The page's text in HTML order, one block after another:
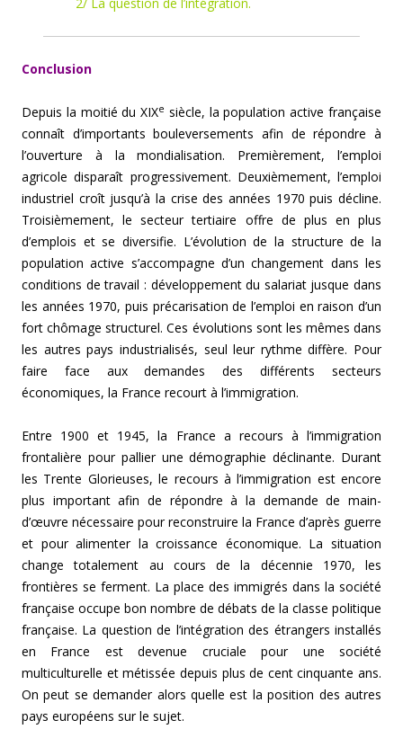
Conclusion
Depuis la moitié du XIXe siècle, la population active française
connaît d’importants bouleversements afin de répondre à
l’ouverture à la mondialisation. Premièrement, l’emploi
agricole disparaît progressivement. Deuxièmement, l’emploi
industriel croît jusqu’à la crise des années 1970 puis décline.
Troisièmement, le secteur tertiaire offre de plus en plus
d’emplois et se diversifie. L’évolution de la structure de la
population active s’accompagne d’un changement dans les
conditions de travail : développement du salariat jusque dans
les années 1970, puis précarisation de l’emploi en raison d’un
fort chômage structurel. Ces évolutions sont les mêmes dans
les autres pays industrialisés, seul leur rythme diffère. Pour
faire face aux demandes des différents secteurs
économiques, la France recourt à l’immigration.
Entre 1900 et 1945, la France a recours à l’immigration
frontalière pour pallier une démographie déclinante. Durant
les Trente Glorieuses, le recours à l’immigration est encore
plus important afin de répondre à la demande de main-
d’œuvre nécessaire pour reconstruire la France d’après guerre
et pour alimenter la croissance économique. La situation
change totalement au cours de la décennie 1970, les
frontières se ferment. La place des immigrés dans la société
française occupe bon nombre de débats de la classe politique
française. La question de l’intégration des étrangers installés
en France est devenue cruciale pour une société
multiculturelle et métissée depuis plus de cent cinquante ans.
On peut se demander alors quelle est la position des autres
pays européens sur le sujet.